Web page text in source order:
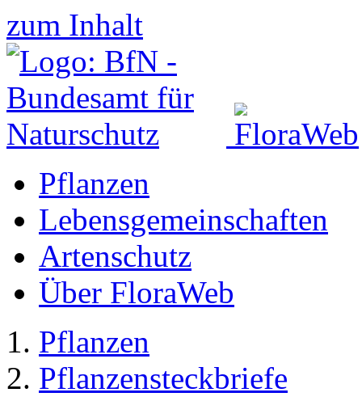
zum Inhalt
Pflanzen
Lebensgemeinschaften
Artenschutz
Über FloraWeb
Pflanzen
Pflanzensteckbriefe